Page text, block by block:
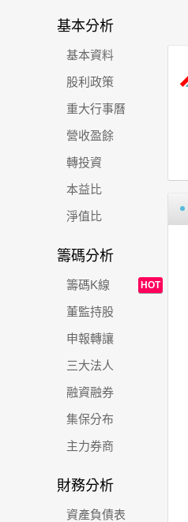
基本分析
基本資料
股利政策
重大行事曆
營收盈餘
轉投資
本益比
淨值比
籌碼分析
籌碼K線 HOT
董監持股
申報轉讓
三大法人
融資融券
集保分布
主力券商
財務分析
資產負債表